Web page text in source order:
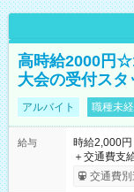
高時給2000円
大会の受付ス
アルバイト 職種未
給与
時給2,000円
＋交通費支給 ★交通費一部支給！ ┗1日500円を超えた分は
支給！ ※往復
OK！（規
交通費別